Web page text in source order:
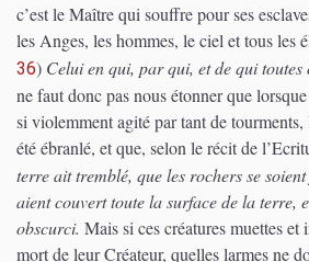
c’est le Maître qui souffre pour ses
les Anges, les hommes, le ciel et tous les
36) Celui en qui, par qui, et de qui toutes
ne faut donc pas nous étonner que
si violemment agité par tant de tourments,
été ébranlé, et que, selon le récit de
terre ait tremblé, que les rochers se
aient couvert toute la surface de la terre,
obscurci. Mais si ces créatures muettes et
mort de leur Créateur, quelles larmes ne